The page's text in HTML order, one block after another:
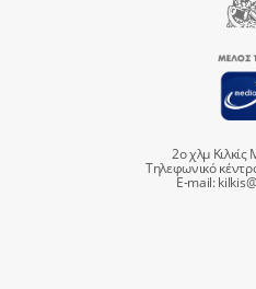
2ο χλμ Κιλκίς
Τηλεφωνικό
E-mail: